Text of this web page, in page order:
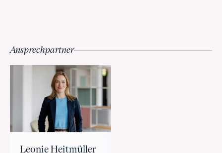
Ansprechpartner
Leonie Heitmüller